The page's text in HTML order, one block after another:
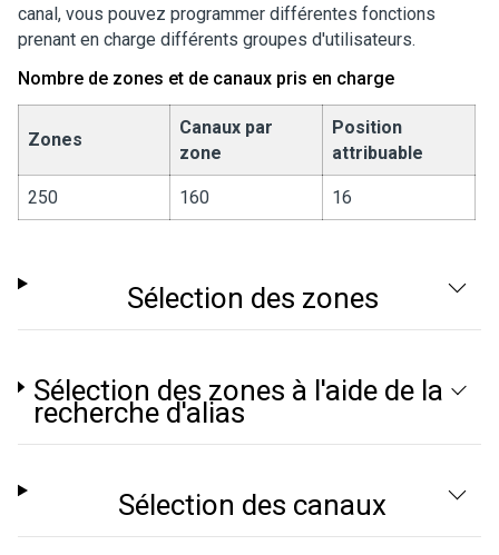
canal, vous pouvez programmer différentes fonctions
prenant en charge différents groupes d'utilisateurs.
Nombre de zones et de canaux pris en charge
Zones
Canaux par
zone
Position
attribuable
250 160 16
Sélection des zones
Sélection des zones à l'aide de la
recherche d'alias
Sélection des canaux